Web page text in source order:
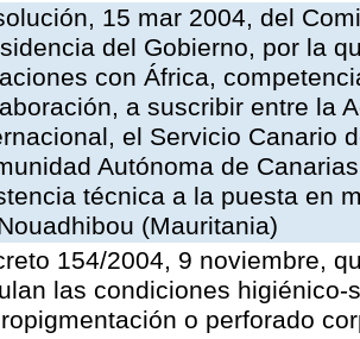
15 mar 2004, del
del Gobierno, por la
con África,
a suscribir entre la
el Servicio Canario
Autónoma de
técnica a la puesta en
(Mauritania)
154/2004, 9 noviembre,
las condiciones
o perforado